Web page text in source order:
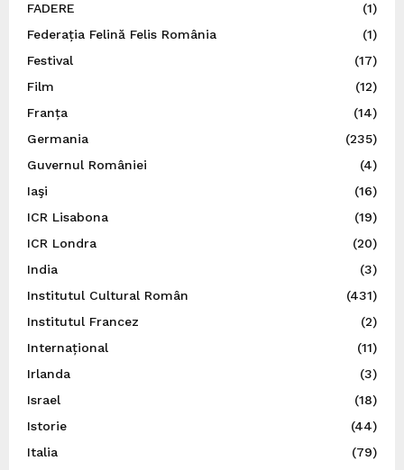
FADERE
(1)
Federația Felină Felis România
(1)
Festival
(17)
Film
(12)
Franța
(14)
Germania
(235)
Guvernul României
(4)
Iaşi
(16)
ICR Lisabona
(19)
ICR Londra
(20)
India
(3)
Institutul Cultural Român
(431)
Institutul Francez
(2)
Internațional
(11)
Irlanda
(3)
Israel
(18)
Istorie
(44)
Italia
(79)